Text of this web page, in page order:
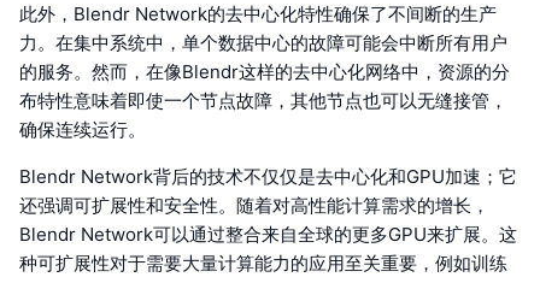
此外，Blendr Network的去中心化特性确保了不间断的生产
力。在集中系统中，单个数据中心的故障可能会中断所有用户
的服务。然而，在像Blendr这样的去中心化网络中，资源的分
布特性意味着即使一个节点故障，其他节点也可以无缝接管，
确保连续运行。
Blendr Network背后的技术不仅仅是去中心化和GPU加速；它
还强调可扩展性和安全性。随着对高性能计算需求的增长，
Blendr Network可以通过整合来自全球的更多GPU来扩展。这
种可扩展性对于需要大量计算能力的应用至关重要，例如训练